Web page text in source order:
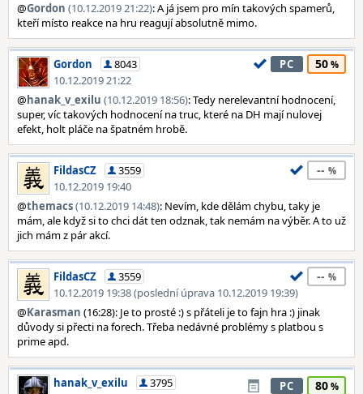
@Gordon (10.12.2019 21:22): A já jsem pro mín takových spamerů,
kteří místo reakce na hru reagují absolutně mimo.
Gordon
8043
10.12.2019 21:22
PC 50
@hanak_v_exilu (10.12.2019 18:56): Tedy nerelevantní hodnocení,
super, víc takových hodnocení na truc, které na DH mají nulovej
efekt, holt pláče na špatném hrobě.
FildasCZ
3559
10.12.2019 19:40
--
@themacs(10.12.2019 14:48): Nevím, kde dělám chybu, taky je
mám, ale když si to chci dát ten odznak, tak nemám na výběr. A to už
jich mám z pár akcí.
FildasCZ
3559
10.12.2019 19:38 (poslední úprava 10.12.2019 19:39)
--
@Karasman (16:28): Je to prosté :) s přáteli je to fajn hra :) jinak
důvody si přecti na forech. Třeba nedávné problémy s platbou s
prime apd.
hanak_v_exilu
3795
PC 80